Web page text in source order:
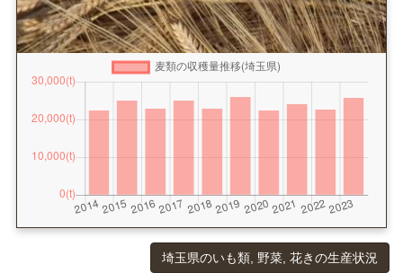
埼玉県のいも類, 野菜, 花きの生産状況